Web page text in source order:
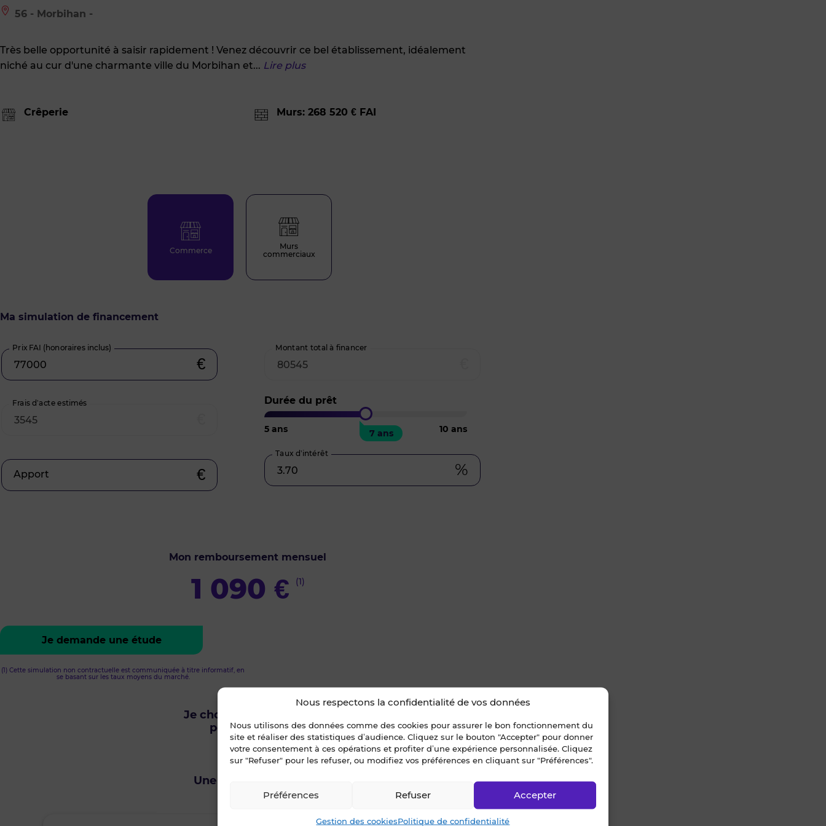
Nous respectons la confidentialité de vos données
Nous utilisons des données comme des cookies pour assurer le bon fonctionnement du
site et réaliser des statistiques d’audience. Cliquez sur le bouton "Accepter" pour donner
votre consentement à ces opérations et profiter d’une expérience personnalisée. Cliquez
sur "Refuser" pour les refuser, ou modifiez vos préférences en cliquant sur "Préférences".
Accepter
Refuser
Préférences
Gestion des cookiesPolitique de confidentialité
Le
bien
à
:
56
56 - Morbihan -
Très belle opportunité à saisir rapidement ! Venez découvrir ce bel établissement, idéalement
niché au cur d'une charmante ville du Morbihan et... Lire plus
Crêperie Murs: 268 520 € FAI
Commerce
Murs
commerciaux
Ma simulation de financement
Prix FAI (honoraires inclus)
€
Frais d’acte estimés
Apport €
Montant total à financer
Durée du prêt
5 ans 10 ans
7 ans
Taux d’intérêt
%
Mon remboursement mensuel
1 090 € (1)
Je demande une étude
(1) Cette simulation non contractuelle est communiquée à titre informatif, en
se basant sur les taux moyens du marché.
Je choisis un ou des créneaux
pour être recontacté
Envie de visiter ?
Une question sur ce bien ?